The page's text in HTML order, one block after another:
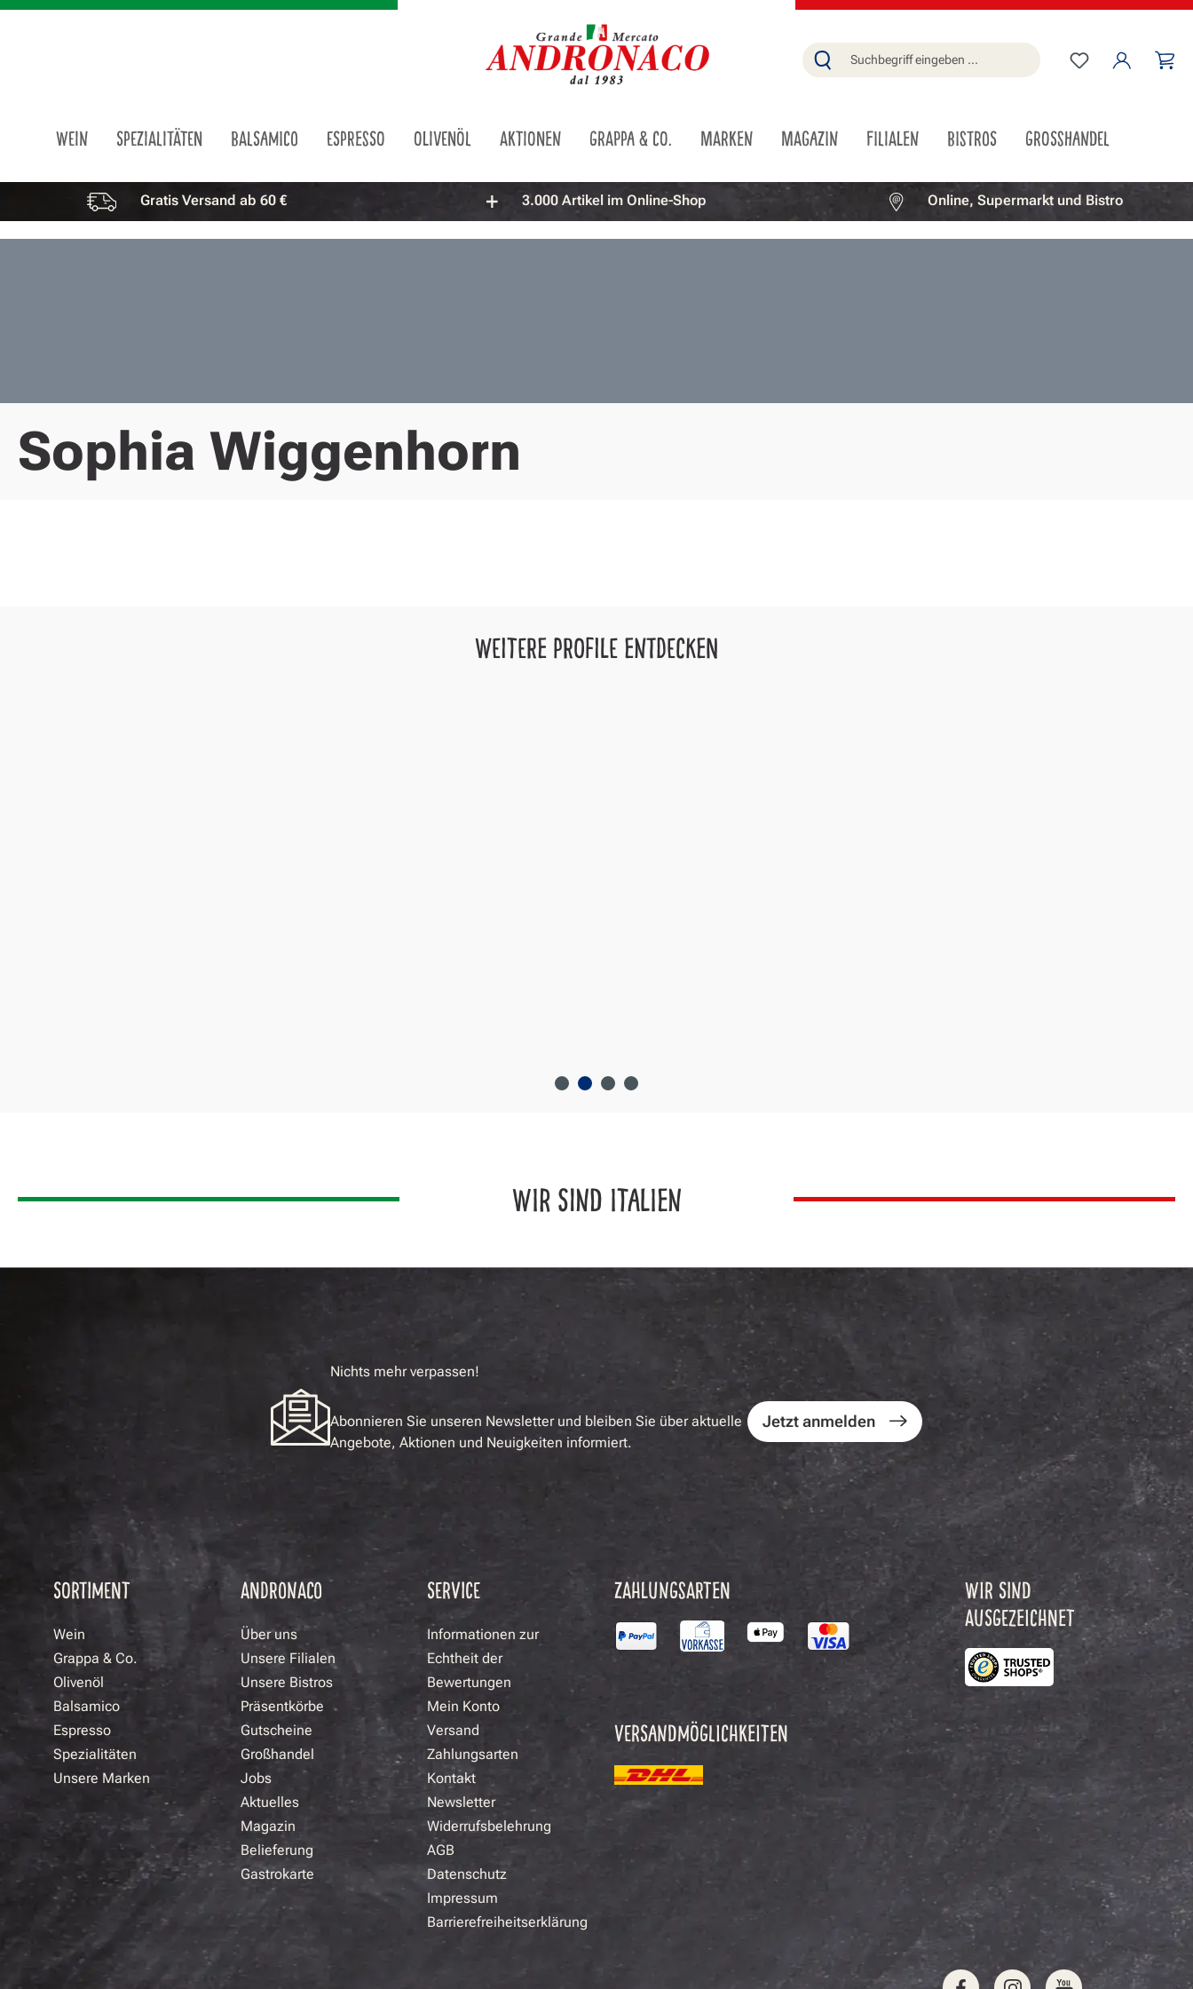
Du hast 0
WEIN SPEZIALITÄTEN BALSAMICO ESPRESSO OLIVENÖL AKTIONEN GRAPPA & CO. MARKEN MAGAZIN FILIALEN BISTROS GROSSHANDEL
Vorteile überspringen Gratis Versand ab 60 € 3.000 Artikel im Online-Shop Online, Supermarkt und Bistro
Sophia Wiggenhorn
WEITERE PROFILE ENTDECKEN
WIR SIND ITALIEN
Nichts mehr verpassen!
Abonnieren Sie unseren Newsletter und bleiben Sie über aktuelle
Angebote, Aktionen und Neuigkeiten informiert.
Jetzt anmelden
SORTIMENT
Wein
Grappa & Co.
Olivenöl
Balsamico
Espresso
Spezialitäten
Unsere Marken
ANDRONACO
Über uns
Unsere Filialen
Unsere Bistros
Präsentkörbe
Gutscheine
Großhandel
Jobs
Aktuelles
Magazin
Belieferung
Gastrokarte
SERVICE
Informationen zur
Echtheit der
Bewertungen
Mein Konto
Versand
Zahlungsarten
Kontakt
Newsletter
Widerrufsbelehrung
AGB
Datenschutz
Impressum
Barrierefreiheitserklärung
ZAHLUNGSARTEN
VERSANDMÖGLICHKEITEN
WIR SIND
AUSGEZEICHNET